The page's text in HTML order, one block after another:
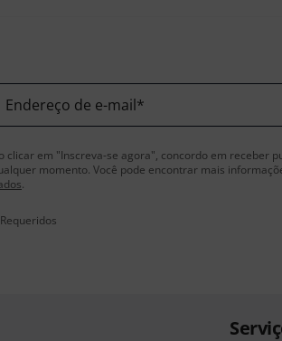
Endereço de e-mail*
clicar em "Inscreva-se agora", concordo em receber
momento. Você pode encontrar mais
.